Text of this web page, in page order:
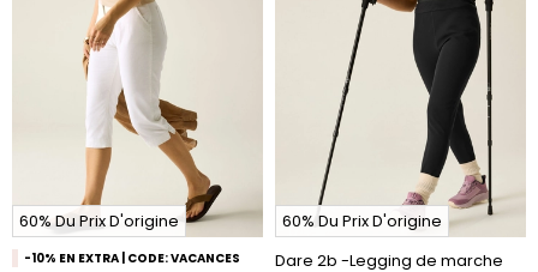
60% Du Prix D'origine
-10% EN EXTRA | CODE: VACANCES
60% Du Prix D'origine
Dare 2b -Legging de marche